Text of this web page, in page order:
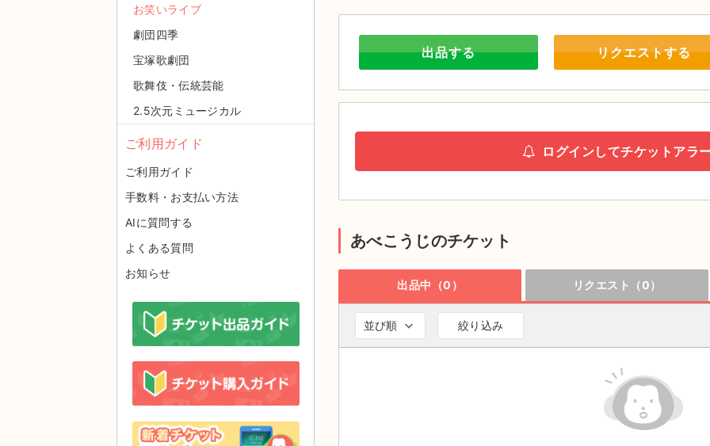
出品する リクエストする
ログインしてチケットアラ
あべこうじのチケット
出品中（0） リクエスト（0）
並び順 絞り込み
お笑いライブ
劇団四季
宝塚歌劇団
歌舞伎・伝統芸能
2.5次元ミュージカル
ご利用ガイド
ご利用ガイド
手数料・お支払い方法
AIに質問する
よくある質問
お知らせ